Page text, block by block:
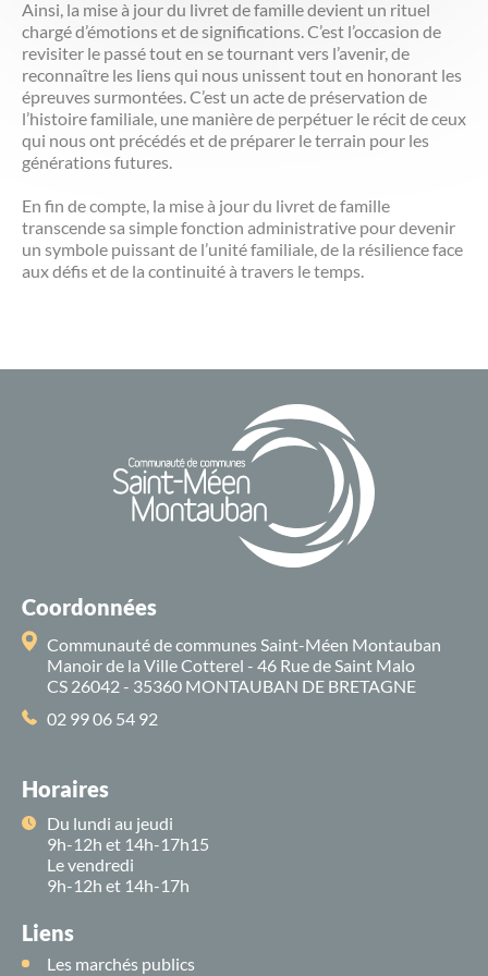
Ainsi, la mise à jour du livret de famille devient un rituel
chargé d’émotions et de significations. C’est l’occasion de
revisiter le passé tout en se tournant vers l’avenir, de
reconnaître les liens qui nous unissent tout en honorant les
épreuves surmontées. C’est un acte de préservation de
l’histoire familiale, une manière de perpétuer le récit de ceux
qui nous ont précédés et de préparer le terrain pour les
générations futures.
En fin de compte, la mise à jour du livret de famille
transcende sa simple fonction administrative pour devenir
un symbole puissant de l’unité familiale, de la résilience face
aux défis et de la continuité à travers le temps.
Coordonnées
Communauté de communes Saint-Méen Montauban
Manoir de la Ville Cotterel - 46 Rue de Saint Malo
CS 26042 - 35360 MONTAUBAN DE BRETAGNE
02 99 06 54 92
Horaires
Du lundi au jeudi
9h-12h et 14h-17h15
Le vendredi
9h-12h et 14h-17h
Liens
Les marchés publics